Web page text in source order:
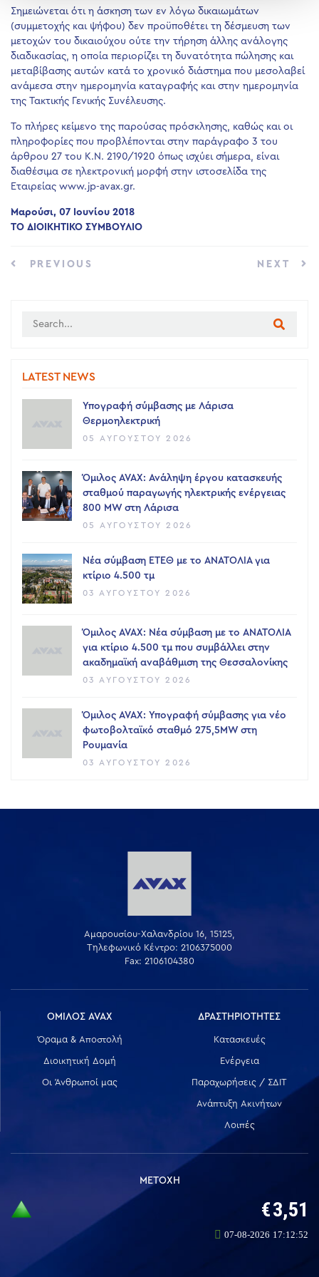
Σημειώνεται ότι η άσκηση των εν λόγω δικαιωμάτων
(συμμετοχής και ψήφου) δεν προϋποθέτει τη δέσμευση των
μετοχών του δικαιούχου ούτε την τήρηση άλλης ανάλογης
διαδικασίας, η οποία περιορίζει τη δυνατότητα πώλησης και
μεταβίβασης αυτών κατά το χρονικό διάστημα που μεσολαβεί
ανάμεσα στην ημερομηνία καταγραφής και στην ημερομηνία
της Τακτικής Γενικής Συνέλευσης.
Το πλήρες κείμενο της παρούσας πρόσκλησης, καθώς και οι
πληροφορίες που προβλέπονται στην παράγραφο 3 του
άρθρου 27 του Κ.Ν. 2190/1920 όπως ισχύει σήμερα, είναι
διαθέσιμα σε ηλεκτρονική μορφή στην ιστοσελίδα της
Εταιρείας www.jp-avax.gr.
Μαρούσι, 07 Ιουνίου 2018
ΤΟ ΔΙΟΙΚΗΤΙΚΟ ΣΥΜΒΟΥΛΙΟ
PREVIOUS NEXT
LATEST NEWS
Υπογραφή σύμβασης με Λάρισα
Θερμοηλεκτρική
05 ΑΥΓΟΎΣΤΟΥ 2026
Όμιλος AVAX: Ανάληψη έργου κατασκευής
σταθμού παραγωγής ηλεκτρικής ενέργειας
800 ΜW στη Λάρισα
05 ΑΥΓΟΎΣΤΟΥ 2026
Νέα σύμβαση ΕΤΕΘ με το ΑΝΑΤΟΛΙΑ για
κτίριο 4.500 τμ
03 ΑΥΓΟΎΣΤΟΥ 2026
Όμιλος AVAX: Νέα σύμβαση με το ΑΝΑΤΟΛΙΑ
για κτίριο 4.500 τμ που συμβάλλει στην
ακαδημαϊκή αναβάθμιση της Θεσσαλονίκης
03 ΑΥΓΟΎΣΤΟΥ 2026
Όμιλος AVAX: Υπογραφή σύμβασης για νέο
φωτοβολταϊκό σταθμό 275,5MW στη
Ρουμανία
03 ΑΥΓΟΎΣΤΟΥ 2026
Αμαρουσίου-Χαλανδρίου 16, 15125,
Τηλεφωνικό Κέντρο: 2106375000
Fax: 2106104380
ΟΜΙΛΟΣ AVAX
Όραμα & Αποστολή
Διοικητική Δομή
Οι Άνθρωποί μας
ΔΡΑΣΤΗΡΙΟΤΗΤΕΣ
Κατασκευές
Ενέργεια
Παραχωρήσεις / ΣΔΙΤ
Ανάπτυξη Ακινήτων
Λοιπές
ΜΕΤΟΧΗ